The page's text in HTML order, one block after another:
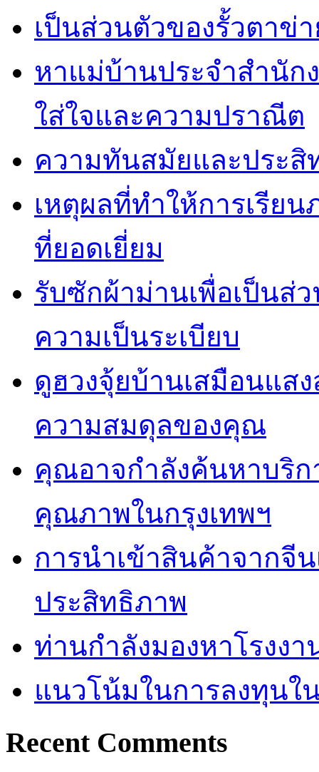
เป็นส่วนตัวของรั้วตาข่
หาแม่บ้านประจำสำนัก
ใส่ใจและความปราณีต
ความทันสมัยและประสิ
เหตุผลที่ทำให้การเรีย
ที่ยอดเยี่ยม
รับซักผ้าม่านเพื่อเป็นส่
ความเป็นระเบียบ
ดูฮวงจุ้ยบ้านเสมือนแส
ความสมดุลของคุณ
คุณอาจกำลังค้นหาบริกา
คุณภาพในกรุงเทพฯ
การนำเข้าสินค้าจากจี
ประสิทธิภาพ
ท่านกำลังมองหาโรงง
แนวโน้มในการลงทุนใ
Recent Comments